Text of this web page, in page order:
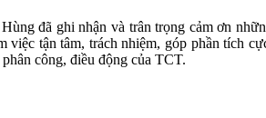
đã ghi nhận và trân trọng cảm ơn
việc tận tâm, trách nhiệm, góp phần tích
công, điều động của TCT.